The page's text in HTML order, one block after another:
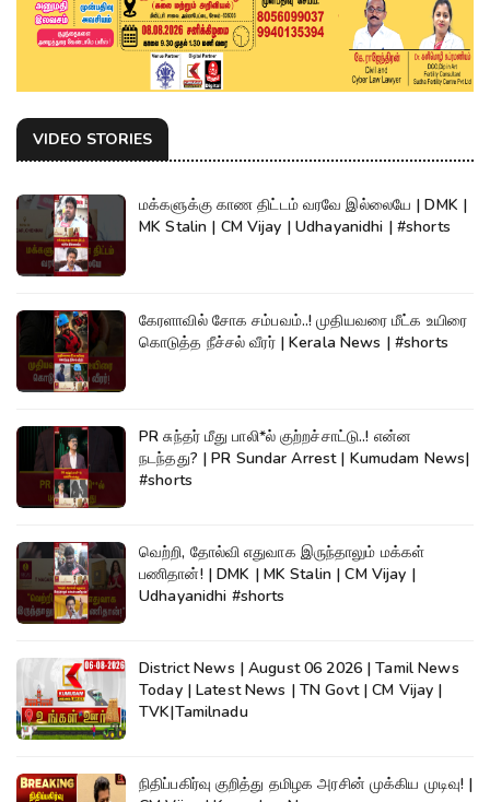
VIDEO STORIES
மக்களுக்கு காண திட்டம் வரவே இல்லையே | DMK |
MK Stalin | CM Vijay | Udhayanidhi | #shorts
கேரளாவில் சோக சம்பவம்..! முதியவரை மீட்க உயிரை
கொடுத்த நீச்சல் வீரர் | Kerala News | #shorts
PR சுந்தர் மீது பாலி*ல் குற்றச்சாட்டு..! என்ன
நடந்தது? | PR Sundar Arrest | Kumudam News|
#shorts
வெற்றி, தோல்வி எதுவாக இருந்தாலும் மக்கள்
பணிதான்! | DMK | MK Stalin | CM Vijay |
Udhayanidhi #shorts
District News | August 06 2026 | Tamil News
Today | Latest News | TN Govt | CM Vijay |
TVK|Tamilnadu
நிதிப்பகிர்வு குறித்து தமிழக அரசின் முக்கிய முடிவு! |